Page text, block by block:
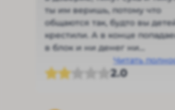
ты им веришь, потому что
общаются так, будто вы
крестили. А в конце
в блок и ни денег ни
вымышленного кума нет. Я
разочарован.
Читать
2.0